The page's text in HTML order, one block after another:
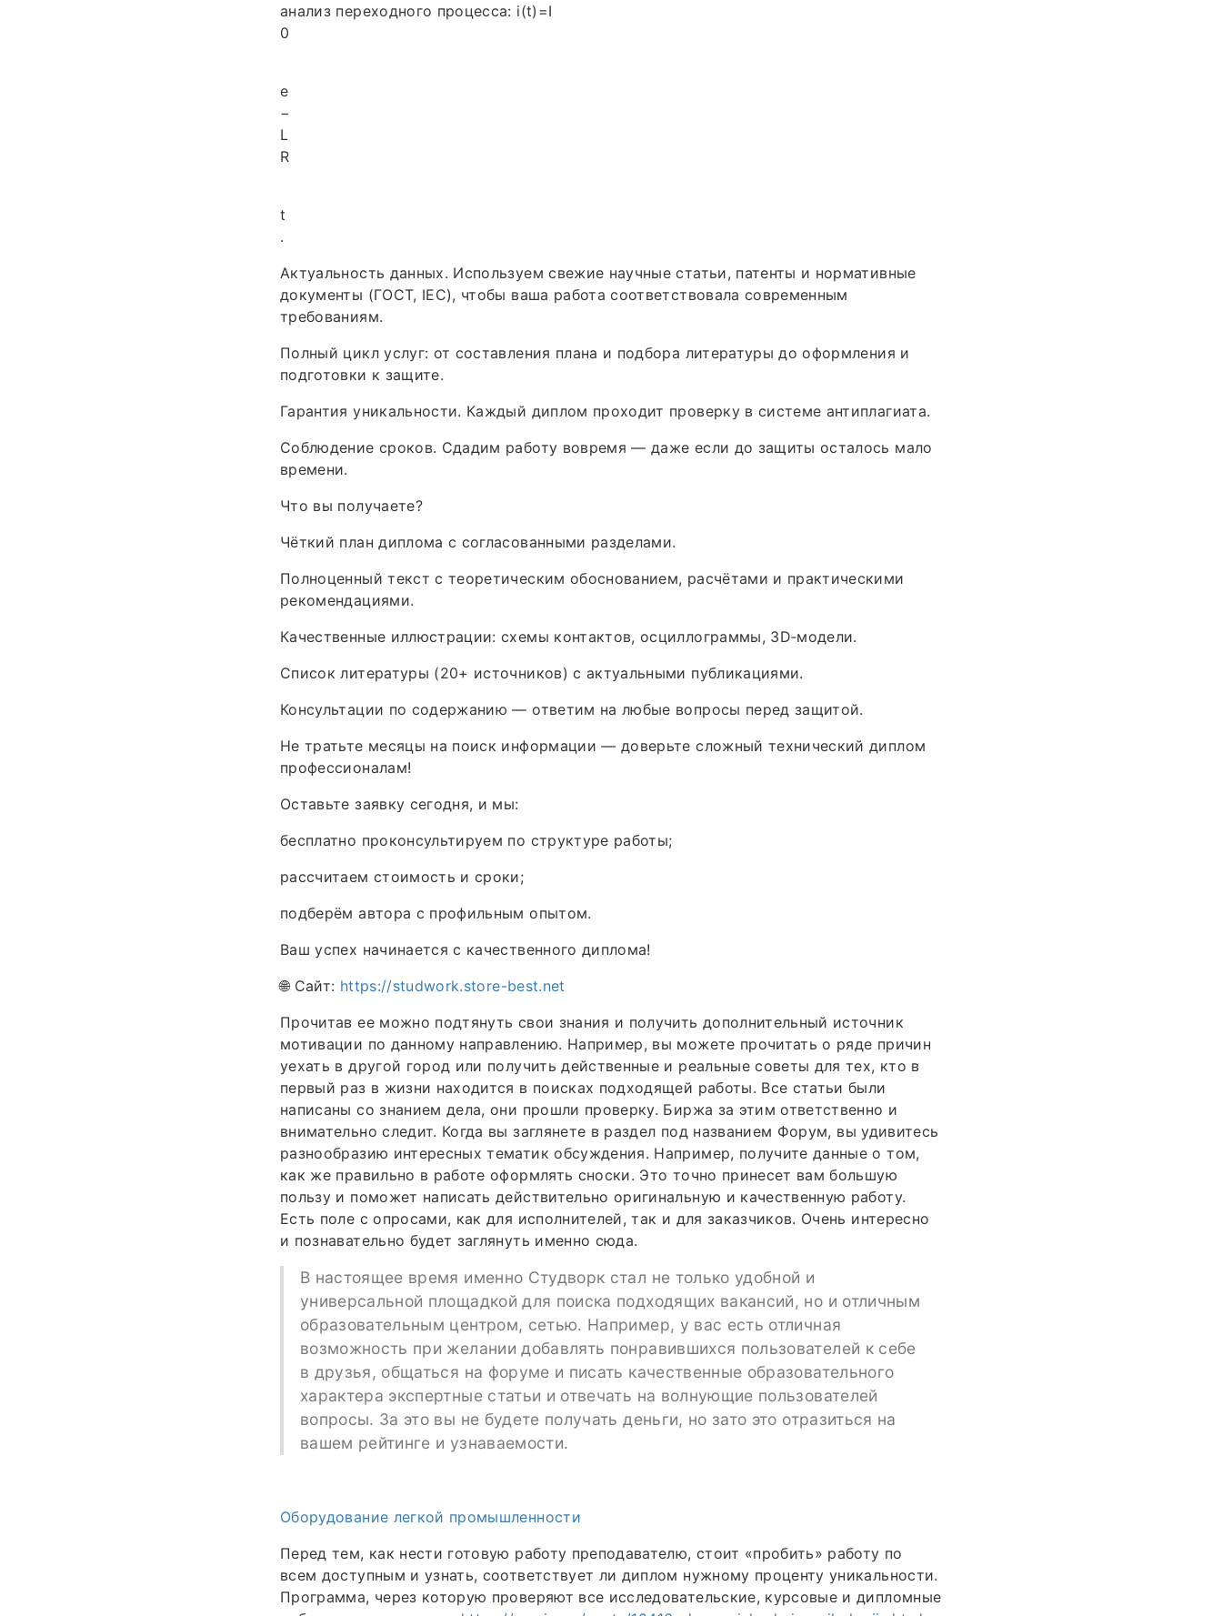
анализ переходного процесса: i(t)=I
0
e
−
L
R
t
.
Актуальность данных. Используем свежие научные статьи, патенты и нормативные
документы (ГОСТ, IEC), чтобы ваша работа соответствовала современным
требованиям.
Полный цикл услуг: от составления плана и подбора литературы до оформления и
подготовки к защите.
Гарантия уникальности. Каждый диплом проходит проверку в системе антиплагиата.
Соблюдение сроков. Сдадим работу вовремя — даже если до защиты осталось мало
времени.
Что вы получаете?
Чёткий план диплома с согласованными разделами.
Полноценный текст с теоретическим обоснованием, расчётами и практическими
рекомендациями.
Качественные иллюстрации: схемы контактов, осциллограммы, 3D‑модели.
Список литературы (20+ источников) с актуальными публикациями.
Консультации по содержанию — ответим на любые вопросы перед защитой.
Не тратьте месяцы на поиск информации — доверьте сложный технический диплом
профессионалам!
Оставьте заявку сегодня, и мы:
бесплатно проконсультируем по структуре работы;
рассчитаем стоимость и сроки;
подберём автора с профильным опытом.
Ваш успех начинается с качественного диплома!
🌐 Сайт: https://studwork.store-best.net
Прочитав ее можно подтянуть свои знания и получить дополнительный источник
мотивации по данному направлению. Например, вы можете прочитать о ряде причин
уехать в другой город или получить действенные и реальные советы для тех, кто в
первый раз в жизни находится в поисках подходящей работы. Все статьи были
написаны со знанием дела, они прошли проверку. Биржа за этим ответственно и
внимательно следит. Когда вы заглянете в раздел под названием Форум, вы удивитесь
разнообразию интересных тематик обсуждения. Например, получите данные о том,
как же правильно в работе оформлять сноски. Это точно принесет вам большую
пользу и поможет написать действительно оригинальную и качественную работу.
Есть поле с опросами, как для исполнителей, так и для заказчиков. Очень интересно
и познавательно будет заглянуть именно сюда.
В настоящее время именно Студворк стал не только удобной и
универсальной площадкой для поиска подходящих вакансий, но и отличным
образовательным центром, сетью. Например, у вас есть отличная
возможность при желании добавлять понравившихся пользователей к себе
в друзья, общаться на форуме и писать качественные образовательного
характера экспертные статьи и отвечать на волнующие пользователей
вопросы. За это вы не будете получать деньги, но зато это отразиться на
вашем рейтинге и узнаваемости.
Оборудование легкой промышленности
Перед тем, как нести готовую работу преподавателю, стоит «пробить» работу по
всем доступным и узнать, соответствует ли диплом нужному проценту уникальности.
Программа, через которую проверяют все исследовательские, курсовые и дипломные